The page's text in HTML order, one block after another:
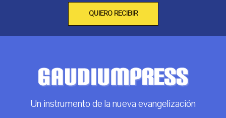
QUIERO RECIBIR
Un instrumento de la nueva evangelización